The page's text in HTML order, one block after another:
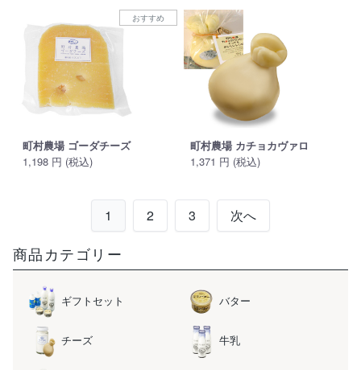
商品カテゴリー
ギフトセット バター
チーズ 牛乳
おすすめ
町村農場 ゴーダチーズ
1,198 円 (税込)
町村農場 カチョカヴァロ
1,371 円 (税込)
1 2 3 次へ